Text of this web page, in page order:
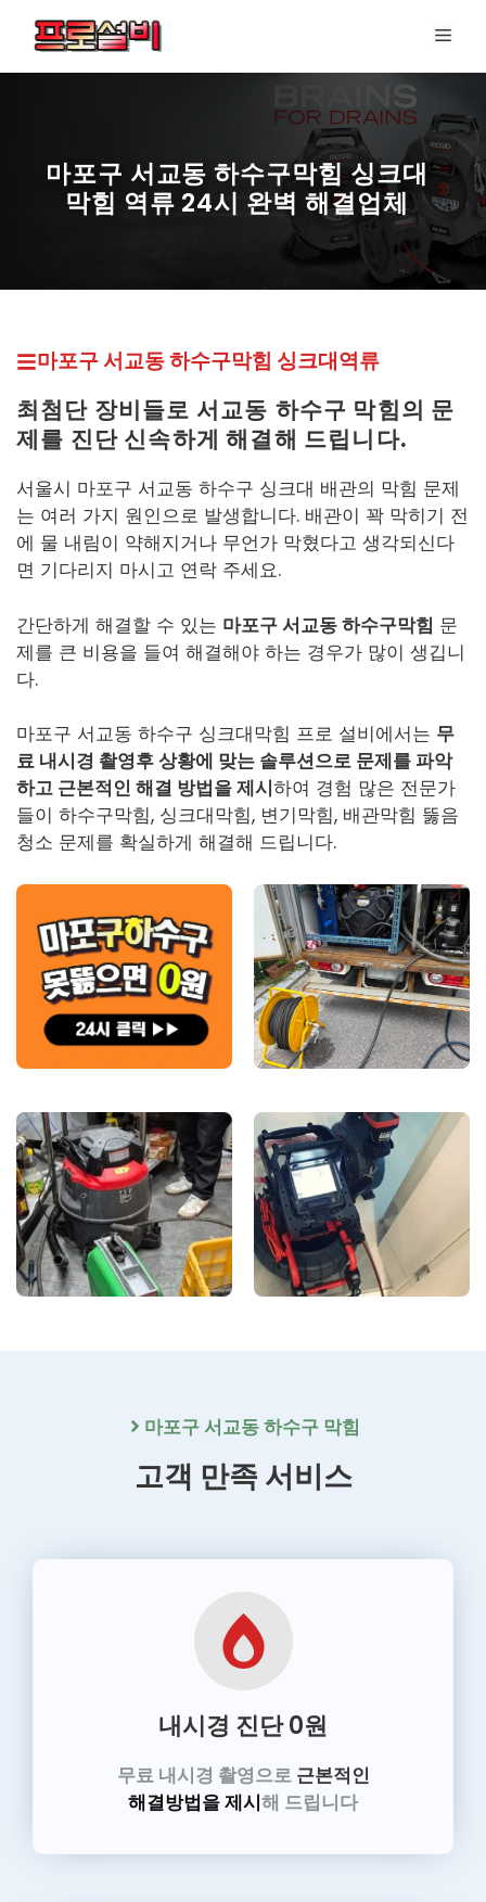
츠
메
마포구 서교동 하수구막힘 싱크대
막힘 역류 24시 완벽 해결업체
마포구 서교동 하수구막힘 싱크대역류
최첨단 장비들로 서교동 하수구 막힘의 문
제를 진단 신속하게 해결해 드립니다.
서울시 마포구 서교동 하수구 싱크대 배관의 막힘 문제
는 여러 가지 원인으로 발생합니다. 배관이 꽉 막히기 전
에 물 내림이 약해지거나 무언가 막혔다고 생각되신다
면 기다리지 마시고 연락 주세요.
간단하게 해결할 수 있는 마포구 서교동 하수구막힘 문
제를 큰 비용을 들여 해결해야 하는 경우가 많이 생깁니
다.
마포구 서교동 하수구 싱크대막힘 프로 설비에서는 무
료 내시경 촬영후 상황에 맞는 솔루션으로 문제를 파악
하고 근본적인 해결 방법을 제시하여 경험 많은 전문가
들이 하수구막힘, 싱크대막힘, 변기막힘, 배관막힘 뚫음
청소 문제를 확실하게 해결해 드립니다.
마포구서교동 하수구 막힘
고객 만족 서비스
내시경 진단0원
무료 내시경 촬영으로 근본적인
해결방법을 제시해 드립니다